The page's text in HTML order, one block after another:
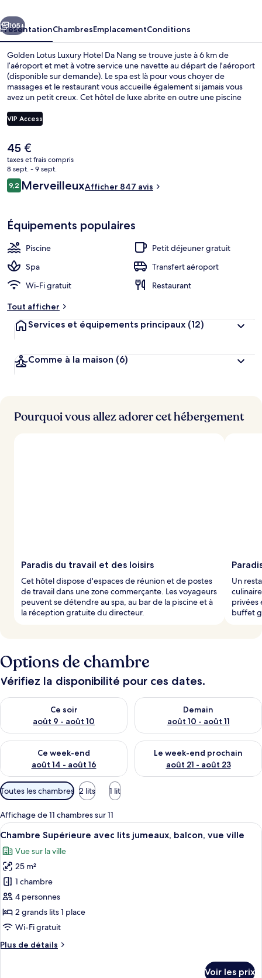
Da
Nang
Suivant
105+
PrésentationChambresEmplacementConditions
Golden Lotus Luxury Hotel Da Nang se trouve juste à 6 km de
l’aéroport et met à votre service une navette au départ de l'aéroport
(disponible sur demande). Le spa est là pour vous choyer de
massages et le restaurant vous accueille également si jamais vous
avez un petit creux. Cet hôtel de luxe abrite en outre une piscine
autres voyageurs ne disent que du bien en ce qui concerne le
personnel attentionné.
VIP Access
Le
prix
actuel
est
de
45 €
taxes et frais compris
8 sept. - 9 sept.
Avis
voyageurs
9,29,2 sur 10
MerveilleuxAfficher 847 avis
Équipements populaires
Piscine
Petit déjeuner gratuit
Spa
Transfert aéroport
Wi-Fi gratuit
Restaurant
Tout afficher
Services et équipements principaux (12)
Comme à la maison (6)
Pourquoi vous allez adorer cet hébergement
Paradis du travail et des loisirs
Cet hôtel dispose d'espaces de réunion et de postes
de travail dans une zone commerçante. Les voyageurs
peuvent se détendre au spa, au bar de la piscine et à
la réception gratuite du directeur.
Un
privées
buffet
Options de chambre
Vérifiez la disponibilité pour ces dates.
Ce soir
août 9 - août 10
Vérifier la disponibilité pour ce soir août 9 - août 10
Demain
août 10 - août 11
Vérifier la disponibilité pour
Ce week-end
août 14 - août 16
Vérifier la disponibilité pour ce week-end août 14 - août 16
Le week-end prochain
août 21 - août 23
Vérifier la disponibilité pour
Filtres
disponibles
pour
les
chambres
Toutes les chambres 2 lits 1 lit
Affichage de 11 chambres sur 11
Afficher
toutes
les
photos
pour
ce
type
de
chambre :
Chambre
Une chambre d’hôtel avec deux
9
Chambre Supérieure avec lits jumeaux, balcon, vue ville
Vue sur la ville
25 m²
1 chambre
4 personnes
2 grands lits 1 place
Wi-Fi gratuit
Plus de détails
Plus
Voir les prix